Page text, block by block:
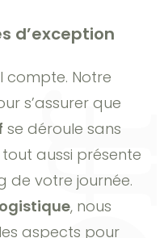
d’exception
compte. Notre
s’assurer que
se déroule sans
aussi présente
de votre journée.
, nous
aspects pour